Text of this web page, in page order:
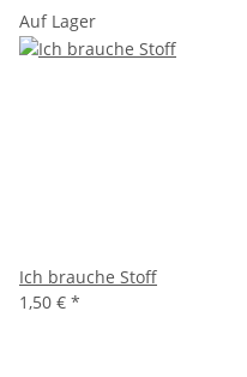
Auf Lager
Ich brauche Stoff
1,50 € *